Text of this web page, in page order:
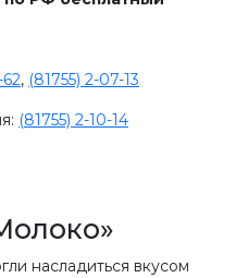
62, (81755) 2-07-13
(81755) 2-10-14
насладиться вкусом